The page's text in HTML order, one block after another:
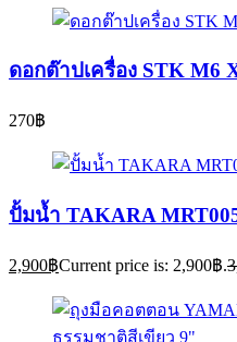
ดอกต๊าปเครื่อง STK M6
270฿
ปั้มน้ำ TAKARA
2,900฿Current price is: 2,900฿.